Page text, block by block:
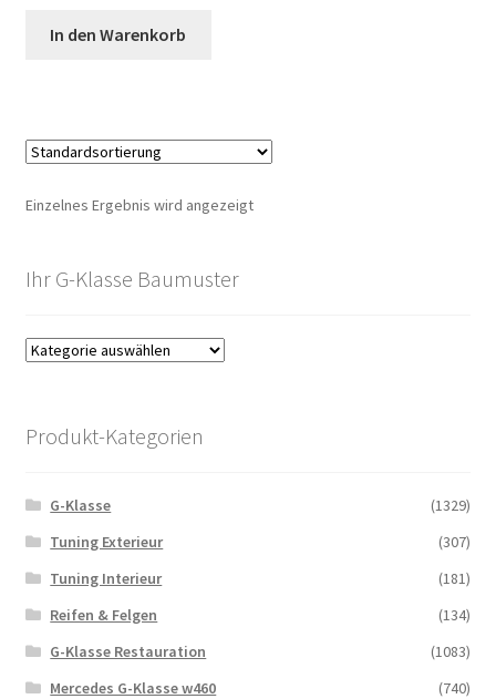
In den Warenkorb
Einzelnes Ergebnis wird angezeigt
Ihr G-Klasse Baumuster
Produkt-Kategorien
G-Klasse
(1329)
Tuning Exterieur
(307)
Tuning Interieur
(181)
Reifen & Felgen
(134)
G-Klasse Restauration
(1083)
Mercedes G-Klasse w460
(740)